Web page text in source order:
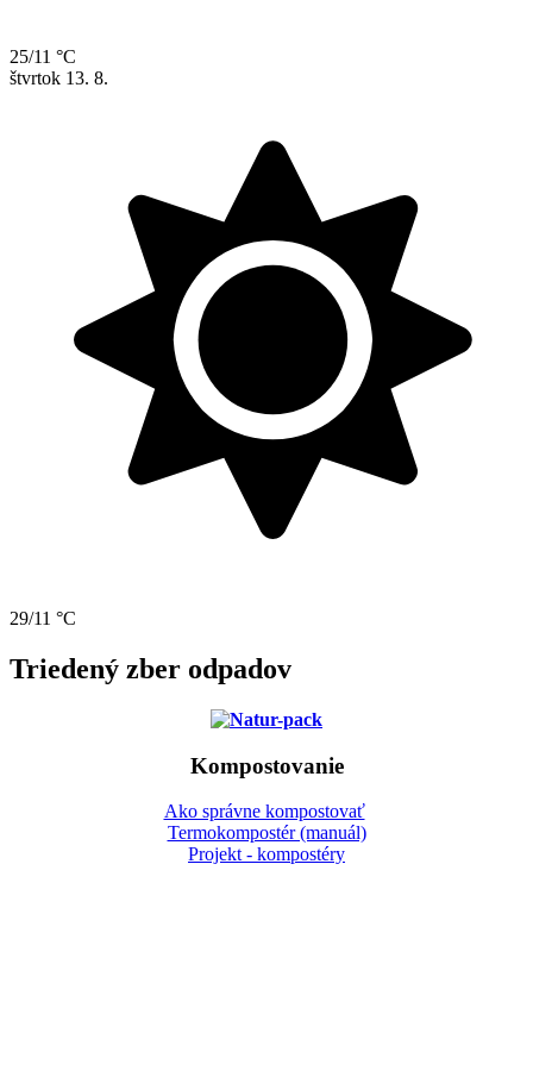
25/11 °C
štvrtok 13. 8.
29/11 °C
Triedený zber odpadov
Kompostovanie
Ako správne kompostovať
Termokompostér (manuál)
Projekt - kompostéry